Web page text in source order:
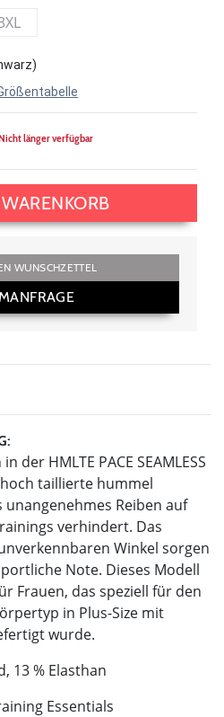
länger verfügbar
WUNSCHZETTEL
der HMLTE PACE SEAMLESS
hoch taillierte hummel
unangenehmes Reiben auf
verhindert. Das
Winkel sorgen
Note. Dieses Modell
Frauen, das speziell für den
in Plus-Size mit
wurde.
13 % Elasthan
Essentials